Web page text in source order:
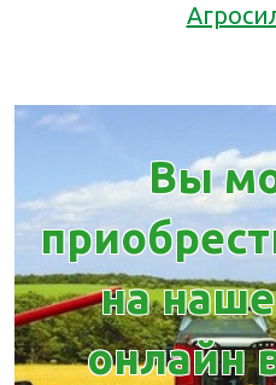
Вы
на
онлайн